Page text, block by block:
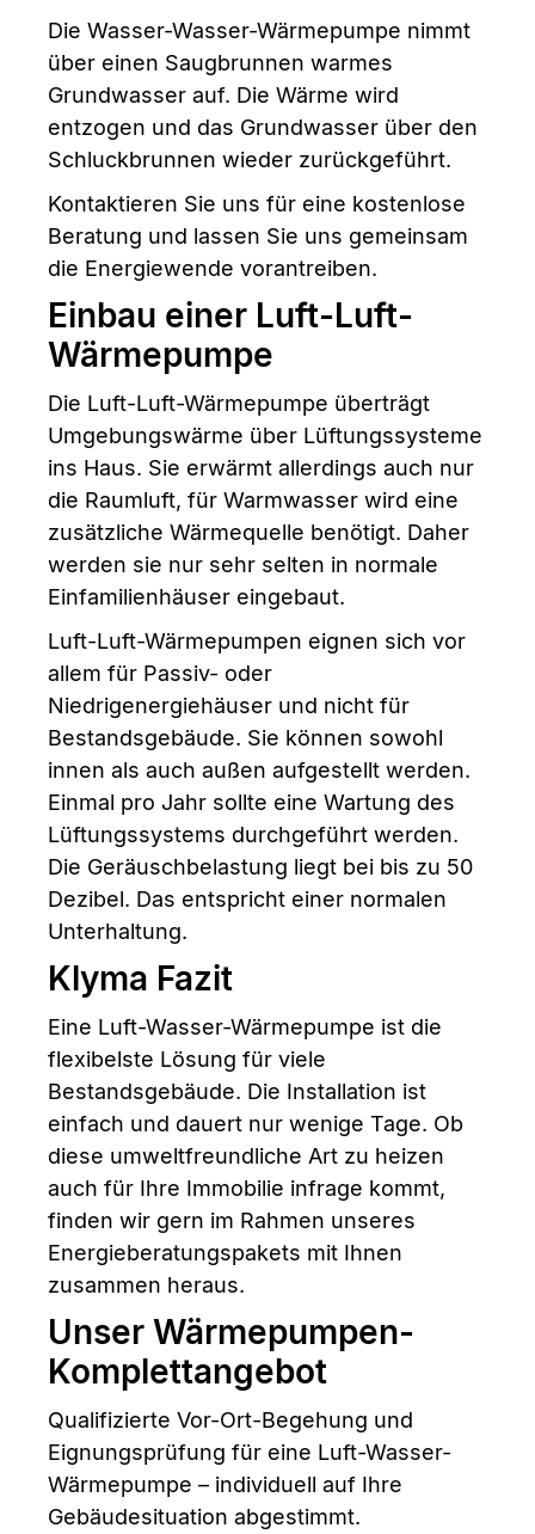
Die Wasser-Wasser-Wärmepumpe nimmt
über einen Saugbrunnen warmes
Grundwasser auf. Die Wärme wird
entzogen und das Grundwasser über den
Schluckbrunnen wieder zurückgeführt.
Kontaktieren Sie uns für eine kostenlose
Beratung und lassen Sie uns gemeinsam
die Energiewende vorantreiben.
Einbau einer Luft-Luft-
Wärmepumpe
Die Luft-Luft-Wärmepumpe überträgt
Umgebungswärme über Lüftungssysteme
ins Haus. Sie erwärmt allerdings auch nur
die Raumluft, für Warmwasser wird eine
zusätzliche Wärmequelle benötigt. Daher
werden sie nur sehr selten in normale
Einfamilienhäuser eingebaut.
Luft-Luft-Wärmepumpen eignen sich vor
allem für Passiv- oder
Niedrigenergiehäuser und nicht für
Bestandsgebäude. Sie können sowohl
innen als auch außen aufgestellt werden.
Einmal pro Jahr sollte eine Wartung des
Lüftungssystems durchgeführt werden.
Die Geräuschbelastung liegt bei bis zu 50
Dezibel. Das entspricht einer normalen
Unterhaltung.
Klyma Fazit
Eine Luft-Wasser-Wärmepumpe ist die
flexibelste Lösung für viele
Bestandsgebäude. Die Installation ist
einfach und dauert nur wenige Tage. Ob
diese umweltfreundliche Art zu heizen
auch für Ihre Immobilie infrage kommt,
finden wir gern im Rahmen unseres
Energieberatungspakets mit Ihnen
zusammen heraus.
Unser Wärmepumpen-
Komplettangebot
Qualifizierte Vor-Ort-Begehung und
Eignungsprüfung für eine Luft-Wasser-
Wärmepumpe – individuell auf Ihre
Gebäudesituation abgestimmt.